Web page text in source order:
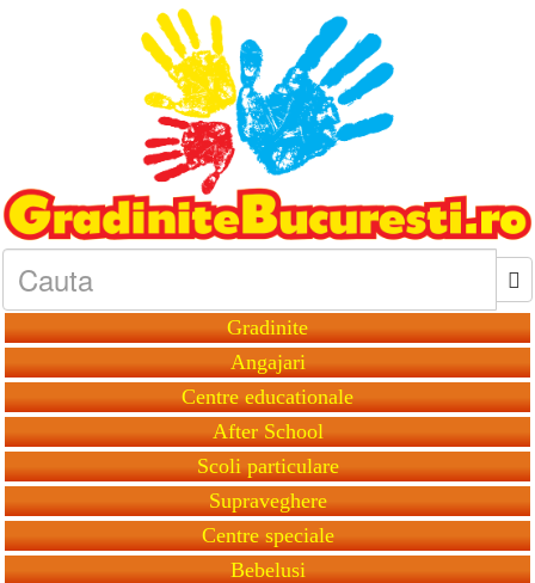
Gradinite
Angajari
Centre educationale
After School
Scoli particulare
Supraveghere
Centre speciale
Bebelusi